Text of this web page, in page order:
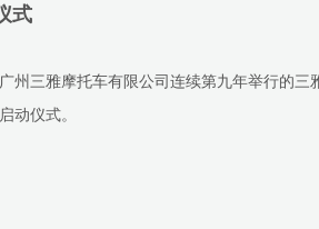
式
三雅摩托车有限公司连续第九年举行的三
动仪式。